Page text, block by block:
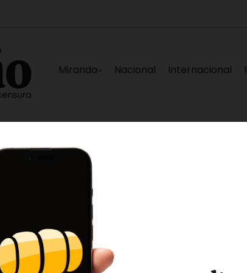
Miranda Nacional Internacional
de agosto Plataforma Unitaria